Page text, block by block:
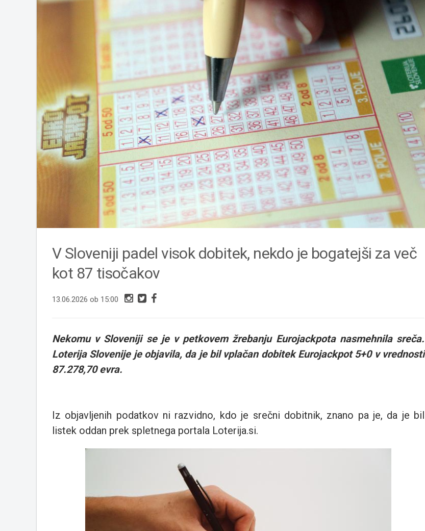
V Sloveniji padel visok dobitek, nekdo je bogatejši za več
kot 87 tisočakov
13.06.2026 ob 15:00
Nekomu v Sloveniji se je v petkovem žrebanju Eurojackpota nasmehnila sreča.
Loterija Slovenije je objavila, da je bil vplačan dobitek Eurojackpot 5+0 v vrednosti
87.278,70 evra.
Iz objavljenih podatkov ni razvidno, kdo je srečni dobitnik, znano pa je, da je bil
listek oddan prek spletnega portala Loterija.si.